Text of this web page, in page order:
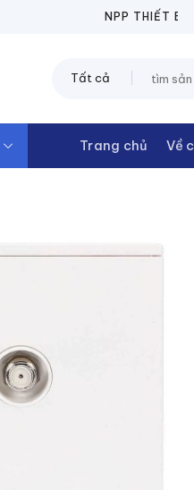
NPP THIẾT BỊ ĐIỆN
kiếm:
Trang chủ Về